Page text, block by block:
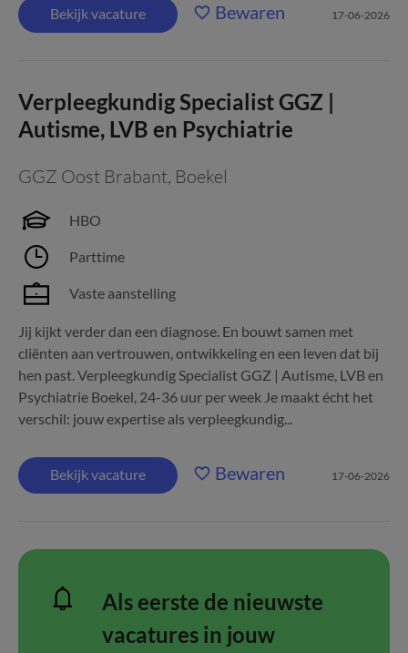
Bekijk vacature Bewaren 17-06-2026
Verpleegkundig Specialist GGZ |
Autisme, LVB en Psychiatrie
GGZ Oost Brabant, Boekel
HBO
Parttime
Vaste aanstelling
Jij kijkt verder dan een diagnose. En bouwt samen met
cliënten aan vertrouwen, ontwikkeling en een leven dat bij
hen past. Verpleegkundig Specialist GGZ | Autisme, LVB en
Psychiatrie Boekel, 24-36 uur per week Je maakt écht het
verschil: jouw expertise als verpleegkundig...
Bekijk vacature Bewaren 17-06-2026
Als eerste de nieuwste
vacatures in jouw